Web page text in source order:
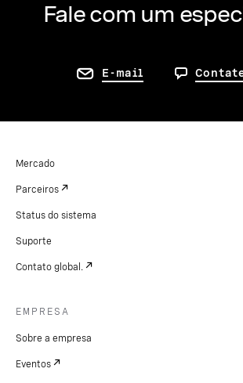
Fale com um
E-mail
Mercado
Parceiros
Status do sistema
Suporte
Contato global.
EMPRESA
Sobre a empresa
Eventos